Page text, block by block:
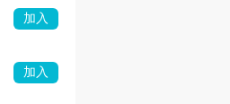
加入
加入